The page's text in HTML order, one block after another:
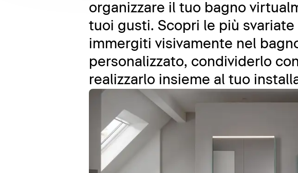
organizzare il tuo bagno
tuoi gusti. Scopri le più
immergiti visivamente nel
personalizzato, condividerlo
realizzarlo insieme al tuo